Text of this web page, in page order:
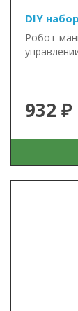
DIY
Робот-
932 ₽